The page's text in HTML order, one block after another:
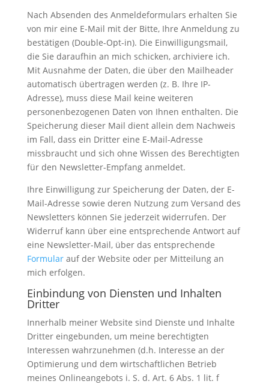
Nach Absenden des Anmeldeformulars erhalten Sie
von mir eine E-Mail mit der Bitte, Ihre Anmeldung zu
bestätigen (Double-Opt-in). Die Einwilligungsmail,
die Sie daraufhin an mich schicken, archiviere ich.
Mit Ausnahme der Daten, die über den Mailheader
automatisch übertragen werden (z. B. Ihre IP-
Adresse), muss diese Mail keine weiteren
personenbezogenen Daten von Ihnen enthalten. Die
Speicherung dieser Mail dient allein dem Nachweis
im Fall, dass ein Dritter eine E-Mail-Adresse
missbraucht und sich ohne Wissen des Berechtigten
für den Newsletter-Empfang anmeldet.
Ihre Einwilligung zur Speicherung der Daten, der E-
Mail-Adresse sowie deren Nutzung zum Versand des
Newsletters können Sie jederzeit widerrufen. Der
Widerruf kann über eine entsprechende Antwort auf
eine Newsletter-Mail, über das entsprechende
Formularauf der Website oder per Mitteilung an
mich erfolgen.
Einbindung von Diensten und Inhalten
Dritter
Innerhalb meiner Website sind Dienste und Inhalte
Dritter eingebunden, um meine berechtigten
Interessen wahrzunehmen (d.h. Interesse an der
Optimierung und dem wirtschaftlichen Betrieb
meines Onlineangebots i. S. d. Art. 6 Abs. 1 lit. f